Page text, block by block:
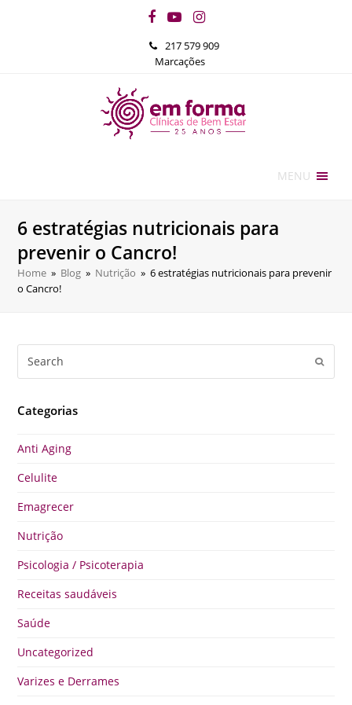
Facebook
YouTubeInstagram
217 579 909
Marcações
MENU
6 estratégias nutricionais para
prevenir o Cancro!
Home » Blog » Nutrição » 6 estratégias nutricionais para prevenir
o Cancro!
Categorias
Anti Aging
Celulite
Emagrecer
Nutrição
Psicologia / Psicoterapia
Receitas saudáveis
Saúde
Uncategorized
Varizes e Derrames